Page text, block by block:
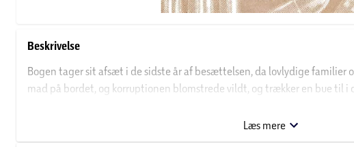
Beskrivelse
Bogen tager sit afsæt i de sidste år af besættelsen, da lovlydige familier
mad på bordet, og korruptionen blomstrede vildt, og trækker en bue til i
De to Cavlingprisbelønnede journalister Anders-Peter Mathiasen og
Læs mere